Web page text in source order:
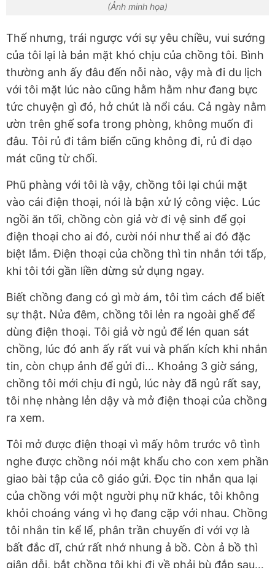
(Ảnh minh họa)
Thế nhưng, trái ngược với sự yêu chiều, vui sướng
của tôi lại là bản mặt khó chịu của chồng tôi. Bình
thường anh ấy đâu đến nỗi nào, vậy mà đi du lịch
với tôi mặt lúc nào cũng hằm hằm như đang bực
tức chuyện gì đó, hở chút là nổi cáu. Cả ngày nằm
ườn trên ghế sofa trong phòng, không muốn đi
đâu. Tôi rủ đi tắm biển cũng không đi, rủ đi dạo
mát cũng từ chối.
Phũ phàng với tôi là vậy, chồng tôi lại chúi mặt
vào cái điện thoại, nói là bận xử lý công việc. Lúc
ngồi ăn tối, chồng còn giả vờ đi vệ sinh để gọi
điện thoại cho ai đó, cười nói như thể ai đó đặc
biệt lắm. Điện thoại của chồng thì tin nhắn tới tấp,
khi tôi tới gần liền dừng sử dụng ngay.
Biết chồng đang có gì mờ ám, tôi tìm cách để biết
sự thật. Nửa đêm, chồng tôi lẻn ra ngoài ghế để
dùng điện thoại. Tôi giả vờ ngủ để lén quan sát
chồng, lúc đó anh ấy rất vui và phấn kích khi nhắn
tin, còn chụp ảnh để gửi đi… Khoảng 3 giờ sáng,
chồng tôi mới chịu đi ngủ, lúc này đã ngủ rất say,
tôi nhẹ nhàng lẻn dậy và mở điện thoại của chồng
ra xem.
Tôi mở được điện thoại vì mấy hôm trước vô tình
nghe được chồng nói mật khẩu cho con xem phần
giao bài tập của cô giáo gửi. Đọc tin nhắn qua lại
của chồng với một người phụ nữ khác, tôi không
khỏi choáng váng vì họ đang cặp với nhau. Chồng
tôi nhắn tin kể lể, phân trần chuyến đi với vợ là
bất đắc dĩ, chứ rất nhớ nhung ả bồ. Còn ả bồ thì
giận dỗi, bắt chồng tôi khi đi về phải bù đắp sau…